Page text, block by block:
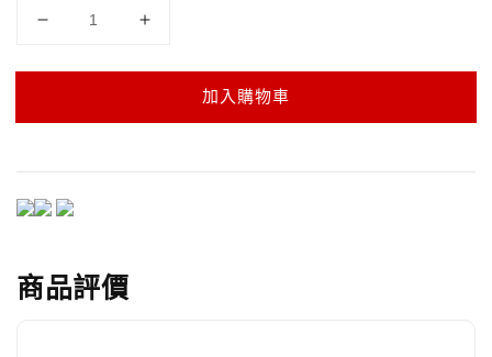
加入購物車
商品評價